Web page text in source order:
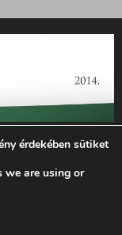
működésének
sz. támogatási
támogatta az
érdekében sütiket
we are using or